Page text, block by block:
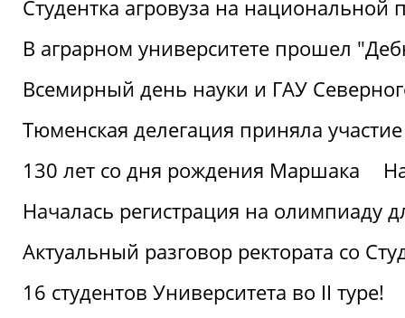
Студентка агровуза на национальной
В аграрном университете прошел
Всемирный день науки и ГАУ
Тюменская делегация приняла
130 лет со дня рождения Маршака
Началась регистрация на олимпиаду
Актуальный разговор ректората со
16 студентов Университета во II туре!